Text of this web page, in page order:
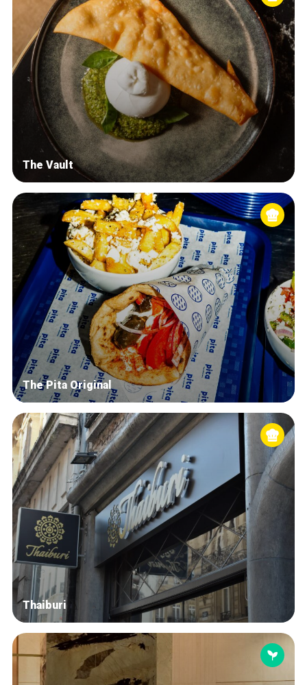
The Vault
The Pita Original
Thaiburi